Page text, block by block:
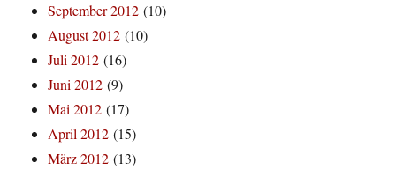
September 2012 (10)
August 2012 (10)
Juli 2012 (16)
Juni 2012 (9)
Mai 2012 (17)
April 2012 (15)
März 2012 (13)